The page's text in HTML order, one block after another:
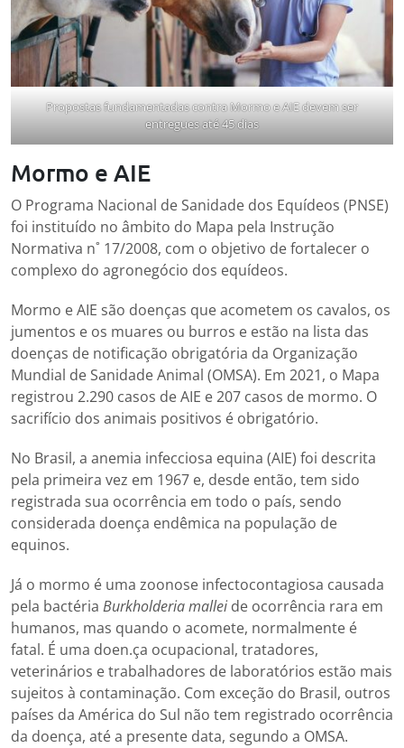
Propostas fundamentadas contra Mormo e AIE devem ser
entregues até 45 dias
Mormo e AIE
O Programa Nacional de Sanidade dos Equídeos (PNSE)
foi instituído no âmbito do Mapa pela Instrução
Normativa n˚ 17/2008, com o objetivo de fortalecer o
complexo do agronegócio dos equídeos.
Mormo e AIE são doenças que acometem os cavalos, os
jumentos e os muares ou burros e estão na lista das
doenças de notificação obrigatória da Organização
Mundial de Sanidade Animal (OMSA). Em 2021, o Mapa
registrou 2.290 casos de AIE e 207 casos de mormo. O
sacrifício dos animais positivos é obrigatório.
No Brasil, a anemia infecciosa equina (AIE) foi descrita
pela primeira vez em 1967 e, desde então, tem sido
registrada sua ocorrência em todo o país, sendo
considerada doença endêmica na população de
equinos.
Já o mormo é uma zoonose infectocontagiosa causada
pela bactéria Burkholderia mallei de ocorrência rara em
humanos, mas quando o acomete, normalmente é
fatal. É uma doen.ça ocupacional, tratadores,
veterinários e trabalhadores de laboratórios estão mais
sujeitos à contaminação. Com exceção do Brasil, outros
países da América do Sul não tem registrado ocorrência
da doença, até a presente data, segundo a OMSA.